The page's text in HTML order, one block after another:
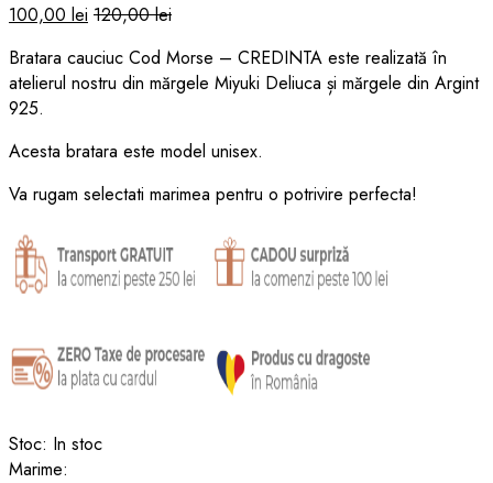
100,00 lei 120,00lei
Bratara cauciuc Cod Morse – CREDINTA este realizată în
atelierul nostru din mărgele Miyuki Deliuca și mărgele din Argint
925.
Acesta bratara este model unisex.
Va rugam selectati marimea pentru o potrivire perfecta!
Stoc: In stoc
Marime: